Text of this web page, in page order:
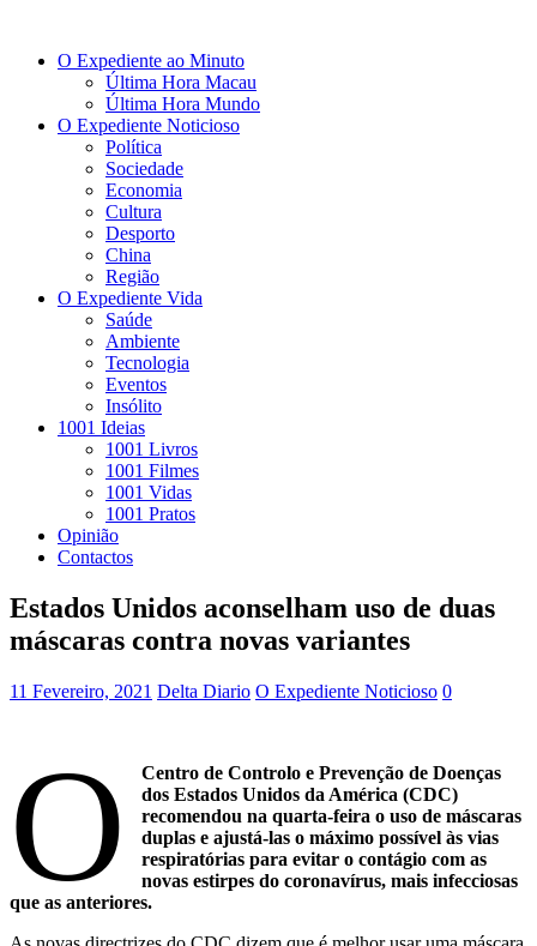
O Expediente ao Minuto
Última Hora Macau
Última Hora Mundo
O Expediente Noticioso
Política
Sociedade
Economia
Cultura
Desporto
China
Região
O Expediente Vida
Saúde
Ambiente
Tecnologia
Eventos
Insólito
1001 Ideias
1001 Livros
1001 Filmes
1001 Vidas
1001 Pratos
Opinião
Contactos
Estados Unidos aconselham uso de duas
máscaras contra novas variantes
11 Fevereiro, 2021 Delta Diario O Expediente Noticioso 0
O
Centro de Controlo e Prevenção de Doenças
dos Estados Unidos da América (CDC)
recomendou na quarta-feira o uso de máscaras
duplas e ajustá-las o máximo possível às vias
respiratórias para evitar o contágio com as
novas estirpes do coronavírus, mais infecciosas
que as anteriores.